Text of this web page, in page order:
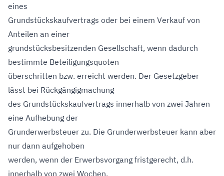
eines
Grundstückskaufvertrags oder bei einem Verkauf von
Anteilen an einer
grundstücksbesitzenden Gesellschaft, wenn dadurch
bestimmte Beteiligungsquoten
überschritten bzw. erreicht werden. Der Gesetzgeber
lässt bei Rückgängigmachung
des Grundstückskaufvertrags innerhalb von zwei Jahren
eine Aufhebung der
Grunderwerbsteuer zu. Die Grunderwerbsteuer kann aber
nur dann aufgehoben
werden, wenn der Erwerbsvorgang fristgerecht, d.h.
innerhalb von zwei Wochen,